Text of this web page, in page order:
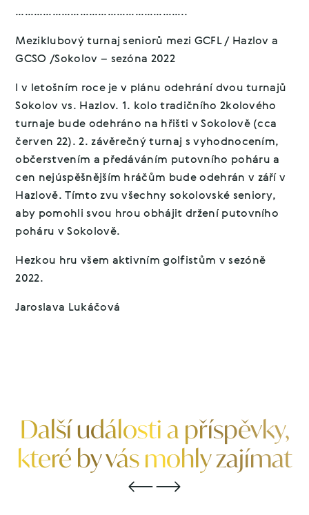
………………………………………………..
Meziklubový turnaj seniorů mezi GCFL / Hazlov a
GCSO /Sokolov – sezóna 2022
I v letošním roce je v plánu odehrání dvou turnajů
Sokolov vs. Hazlov. 1. kolo tradičního 2kolového
turnaje bude odehráno na hřišti v Sokolově (cca
červen 22). 2. závěrečný turnaj s vyhodnocením,
občerstvením a předáváním putovního poháru a
cen nejúspěšnějším hráčům bude odehrán v září v
Hazlově. Tímto zvu všechny sokolovské seniory,
aby pomohli svou hrou obhájit držení putovního
poháru v Sokolově.
Hezkou hru všem aktivním golfistům v sezóně
2022.
Jaroslava Lukáčová
Další události a příspěvky,
které by vás mohly zajímat